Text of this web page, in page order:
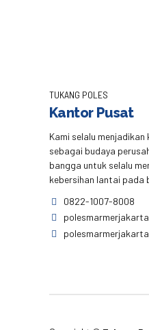
TUKANG POLES
Kantor Pusat
Kami selalu
sebagai budaya
bangga untuk selalu
kebersihan lantai pada
0822-1007-8008